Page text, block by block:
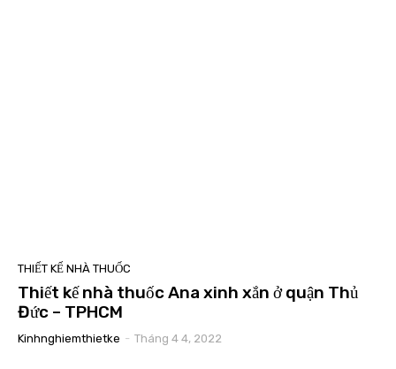
THIẾT KẾ NHÀ THUỐC
Thiết kế nhà thuốc Ana xinh xắn ở quận Thủ
Đức – TPHCM
Kinhnghiemthietke - Tháng 4 4, 2022